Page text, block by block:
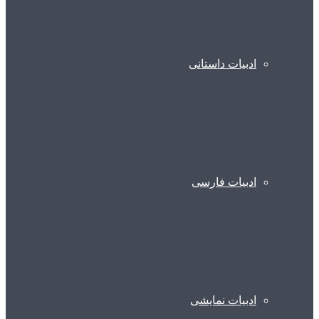
ادبیات داستانی
ادبیات فارسی
ادبیات نمایشی